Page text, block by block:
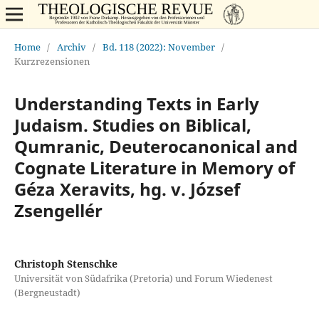
Home / Archiv / Bd. 118 (2022): November /
Kurzrezensionen
Understanding Texts in Early
Judaism. Studies on Biblical,
Qumranic, Deuterocanonical and
Cognate Literature in Memory of
Géza Xeravits, hg. v. József
Zsengellér
Christoph Stenschke
Universität von Südafrika (Pretoria) und Forum Wiedenest
(Bergneustadt)